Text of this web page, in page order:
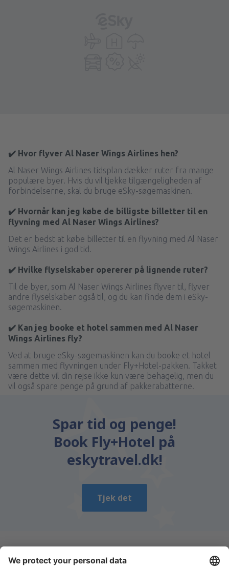
✔️ Hvor flyver Al Naser Wings Airlines hen?
Al Naser Wings Airlines tidsplan dækker ruter fra mange
populære byer. Hvis du vil tjekke tilgængeligheden af
forbindelserne, skal du bruge eSky-søgemaskinen.
✔️ Hvornår kan jeg købe de billigste billetter til en
flyvning med Al Naser Wings Airlines?
Det er bedst at købe billetter til en flyvning med Al Naser
Wings Airlines i god tid.
✔️ Hvilke flyselskaber opererer på lignende ruter?
Til de byer, som Al Naser Wings Airlines flyver til, flyver
andre flyselskaber også til, og du kan finde dem i eSky-
søgemaskinen.
✔️ Kan jeg booke et hotel sammen med Al Naser
Wings Airlines fly?
Ved at bruge eSky-søgemaskinen kan du booke et hotel
sammen med flyvningen under Fly+Hotel-pakken. Takket
være dette vil din rejse ikke kun være behagelig, men du
vil også spare penge på grund af pakkerabatterne.
Spar tid og penge!
Book Fly+Hotel på
eskytravel.dk!
Tjek det